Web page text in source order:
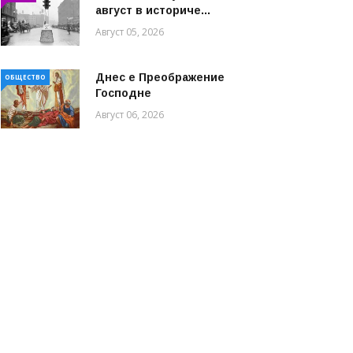
август в историче...
Август 05, 2026
ОБЩЕСТВО
Днес е Преображение
Господне
Август 06, 2026